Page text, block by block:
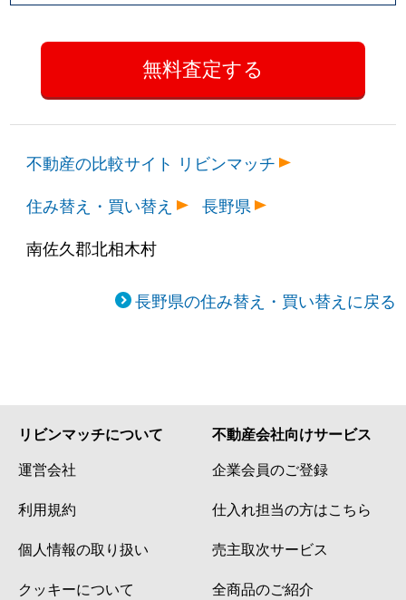
不動産の比較サイト リビンマッチ
住み替え・買い替え
長野県
南佐久郡北相木村
長野県の住み替え・買い替えに戻る
リビンマッチについて
運営会社
利用規約
個人情報の取り扱い
クッキーについて
不動産会社向けサービス
企業会員のご登録
仕入れ担当の方はこちら
売主取次サービス
全商品のご紹介